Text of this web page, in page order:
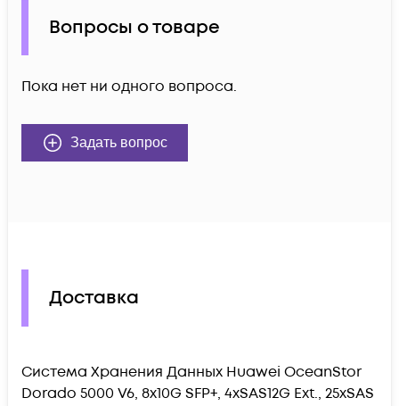
Вопросы о товаре
Пока нет ни одного вопроса.
Задать вопрос
Доставка
Система Хранения Данных Huawei OceanStor
Dorado 5000 V6, 8x10G SFP+, 4xSAS12G Ext., 25xSAS